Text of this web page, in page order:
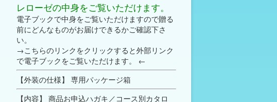
レローゼの中身をご覧いただけます。
電子ブックで中身をご覧いただけますので贈る
前にどんなものがお届けできるかご確認下さ
い。
→こちらのリンクをクリックすると外部リンク
で電子ブックをご覧いただけます。 ←
【外装の仕様】 専用パッケージ箱
【内容】 商品お申込ハガキ／コース別カタロ